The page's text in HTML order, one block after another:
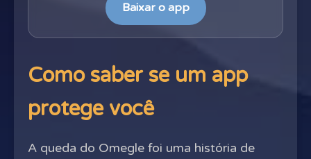
Baixar o app
Como saber se um app
protege você
A queda do Omegle foi uma história de